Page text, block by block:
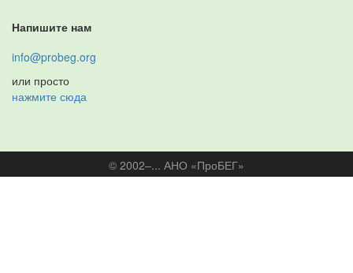
Напишите нам
info@probeg.org
или просто
нажмите сюда
© 2002–... АНО «ПроБЕГ»